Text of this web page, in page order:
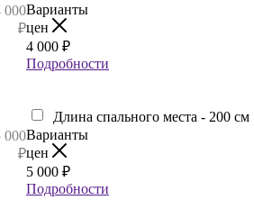
000
₽
Варианты
цен
4 000 ₽
Подробности
Длина спального места - 200 см
000
₽
Варианты
цен
5 000 ₽
Подробности